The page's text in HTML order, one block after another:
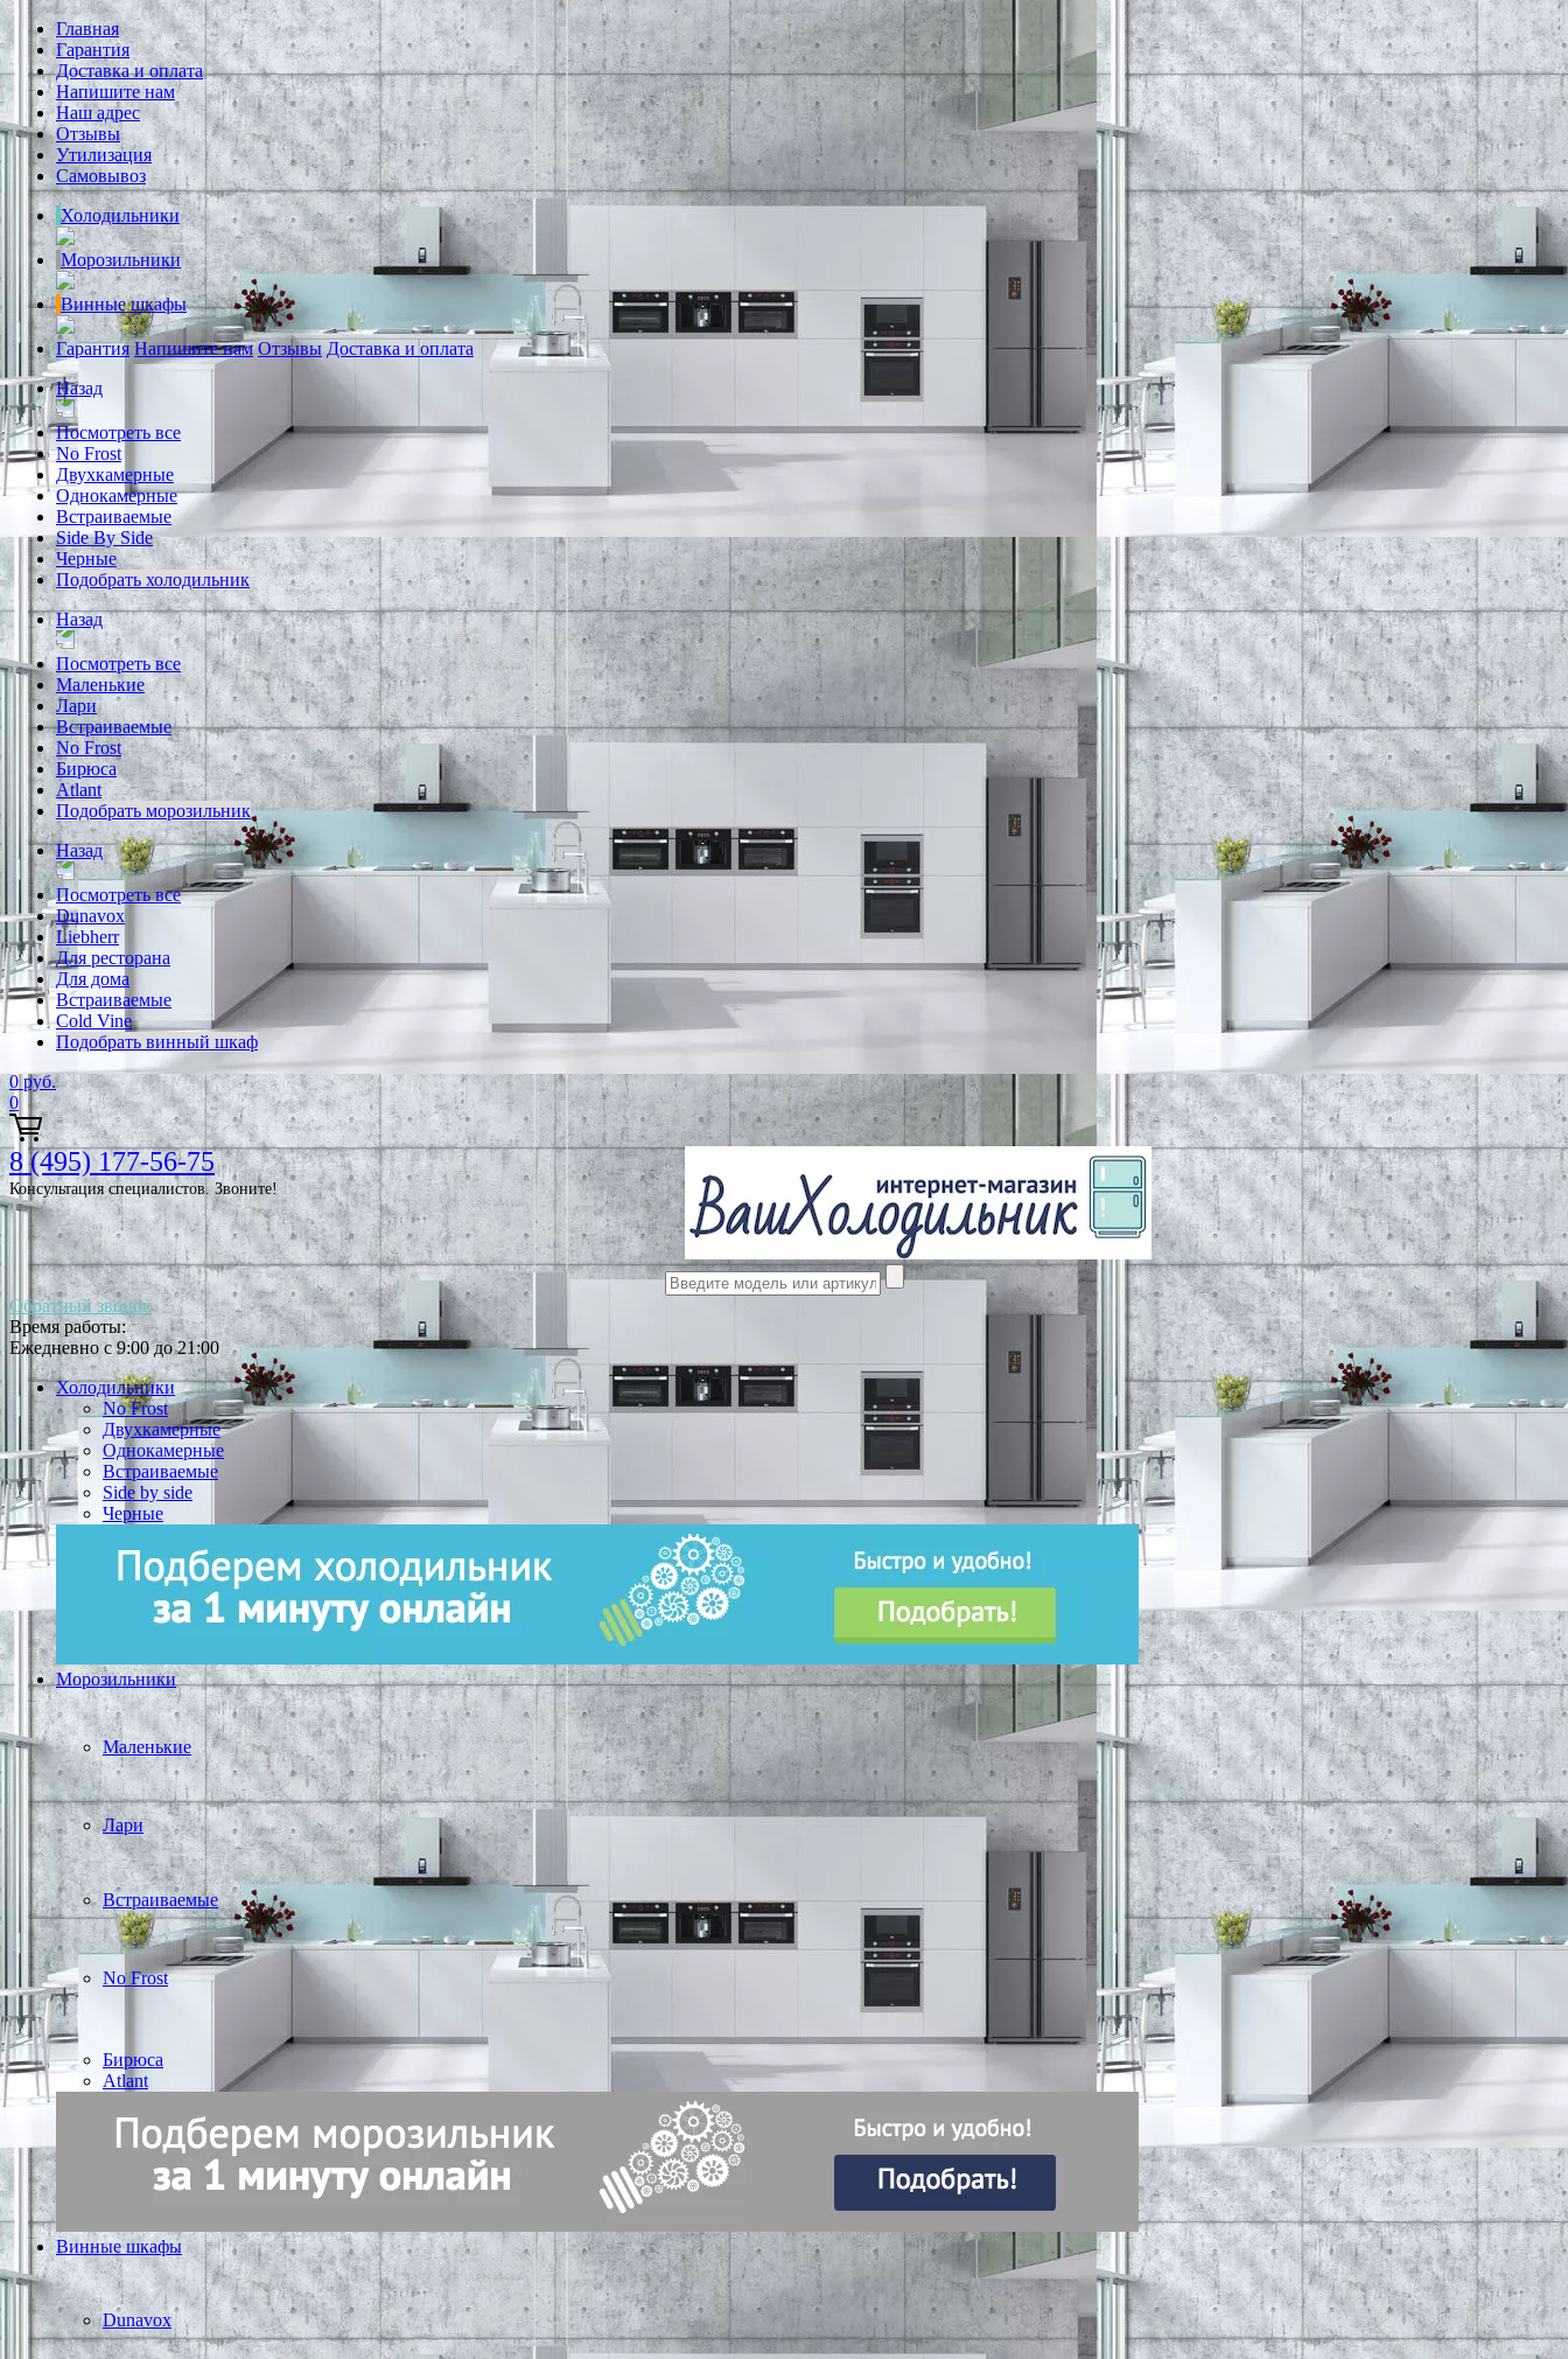
Главная
Гарантия
Доставка и оплата
Напишите нам
Наш адрес
Отзывы
Утилизация
Самовывоз
Холодильники
Морозильники
Винные шкафы
Гарантия Напишите нам Отзывы Доставка и оплата
Назад
Посмотреть все
No Frost
Двухкамерные
Однокамерные
Встраиваемые
Side By Side
Черные
Подобрать холодильник
Назад
Посмотреть все
Маленькие
Лари
Встраиваемые
No Frost
Бирюса
Atlant
Подобрать морозильник
Назад
Посмотреть все
Dunavox
Liebherr
Для ресторана
Для дома
Встраиваемые
Cold Vine
Подобрать винный шкаф
0 руб.
0
8 (495) 177-56-75
Консультация специалистов. Звоните!
Обратный звонок
Время работы:
Ежедневно с 9:00 до 21:00
Холодильники
No Frost
Двухкамерные
Однокамерные
Встраиваемые
Side by side
Черные
Морозильники
Маленькие
Лари
Встраиваемые
No Frost
Бирюса
Atlant
Винные шкафы
Dunavox